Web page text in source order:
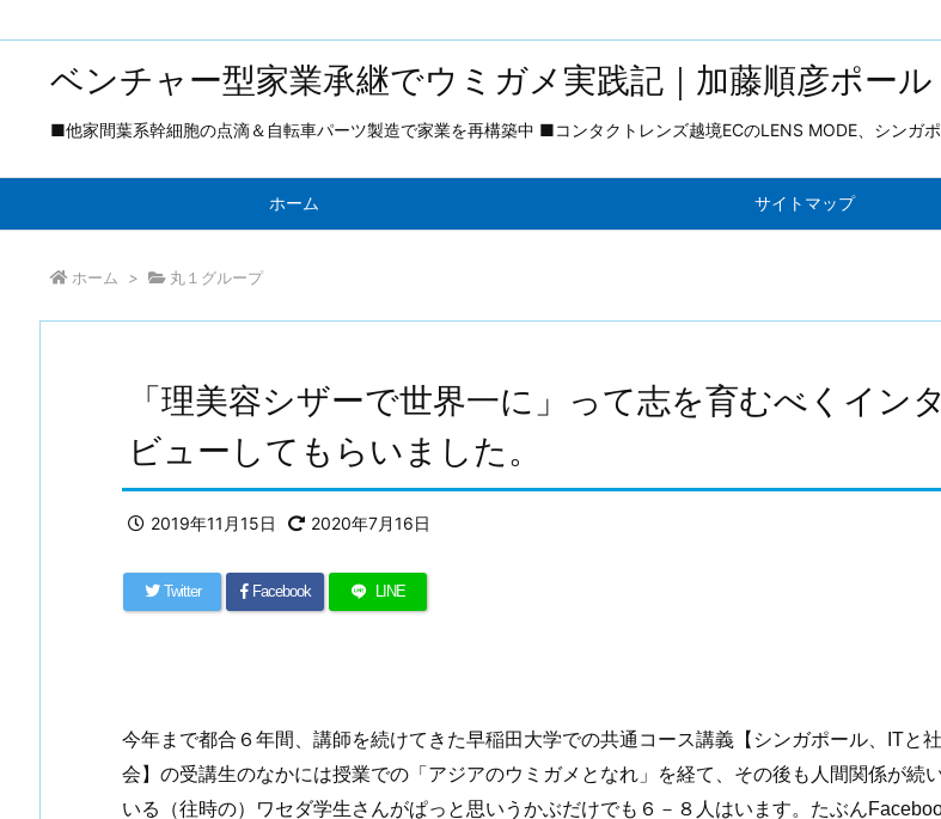
ベンチャー型家業承継でウミガメ実践記｜加藤順彦ポール
■他家間葉系幹細胞の点滴＆自転車パーツ製造で家業を再構築中 ■コンタクトレンズ越境ECのLENS MODE、シンガ
ホーム サイトマップ
ホーム > 丸１グループ
「理美容シザーで世界一に」って志を育むべくインタ
ビューしてもらいました。
2019年11月15日 2020年7月16日
Twitter Facebook LINE
今年まで都合６年間、講師を続けてきた早稲田大学での共通コース講義【シンガポール、ITと社
会】の受講生のなかには授業での「アジアのウミガメとなれ」を経て、その後も人間関係が続
いる（往時の）ワセダ学生さんがぱっと思いうかぶだけでも６－８人はいます。たぶん